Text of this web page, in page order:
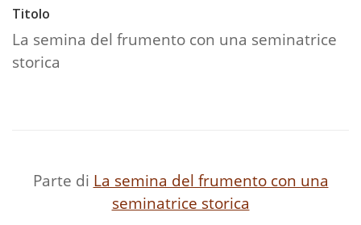
Titolo
La semina del frumento con una seminatrice
storica
Parte di La semina del frumento con una
seminatrice storica